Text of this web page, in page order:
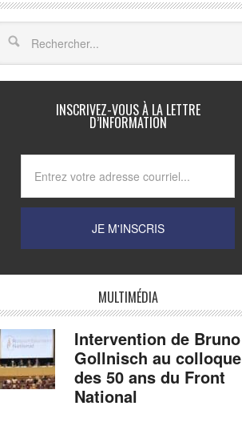
INSCRIVEZ-VOUS À LA LETTRE
D’INFORMATION
MULTIMÉDIA
Intervention de Bruno
Gollnisch au colloque
des 50 ans du Front
National